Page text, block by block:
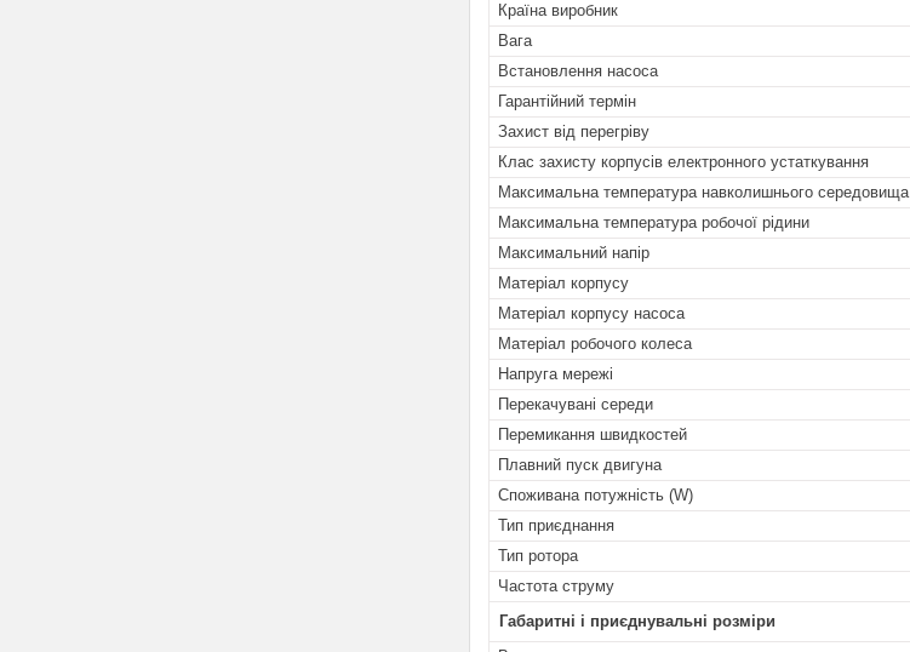
Країна виробник
Вага
Встановлення насоса
Гарантійний термін
Захист від перегріву
Клас захисту корпусів електронного устаткування
Максимальна температура навколишнього середовища
Максимальна температура робочої рідини
Максимальний напір
Матеріал корпусу
Матеріал корпусу насоса
Матеріал робочого колеса
Напруга мережі
Перекачувані середи
Перемикання швидкостей
Плавний пуск двигуна
Споживана потужність (W)
Тип приєднання
Тип ротора
Частота струму
Габаритні і приєднувальні розміри